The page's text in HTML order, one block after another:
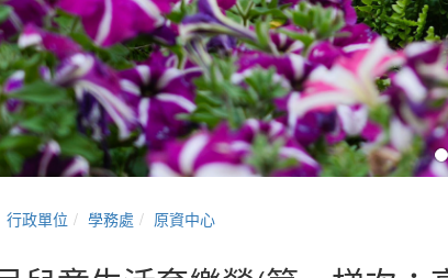
行政單位 學務處 原資中心